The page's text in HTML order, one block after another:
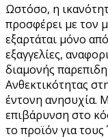
Ωστόσο, η
προσφέρει με τον
εξαρτάται μόνο
εξαγγελίες,
διαμονής
Ανθεκτικότητας
έντονη ανησυχία.
επιβάρυνση στο
το προϊόν για τους